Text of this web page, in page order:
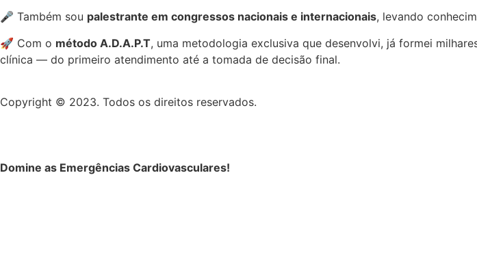
🎤 Também sou palestrante em congressos nacionais e internacionais, levando
🚀 Com o método A.D.A.P.T, uma metodologia exclusiva que desenvolvi, já formei
clínica — do primeiro atendimento até a tomada de decisão final.
Copyright © 2023. Todos os direitos reservados.
Domine as Emergências Cardiovasculares!